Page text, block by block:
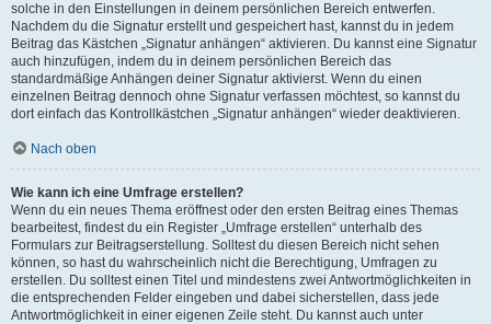
solche in den Einstellungen in deinem persönlichen Bereich entwerfen.
Nachdem du die Signatur erstellt und gespeichert hast, kannst du in jedem
Beitrag das Kästchen „Signatur anhängen“ aktivieren. Du kannst eine Signatur
auch hinzufügen, indem du in deinem persönlichen Bereich das
standardmäßige Anhängen deiner Signatur aktivierst. Wenn du einen
einzelnen Beitrag dennoch ohne Signatur verfassen möchtest, so kannst du
dort einfach das Kontrollkästchen „Signatur anhängen“ wieder deaktivieren.
Nach oben
Wie kann ich eine Umfrage erstellen?
Wenn du ein neues Thema eröffnest oder den ersten Beitrag eines Themas
bearbeitest, findest du ein Register „Umfrage erstellen“ unterhalb des
Formulars zur Beitragserstellung. Solltest du diesen Bereich nicht sehen
können, so hast du wahrscheinlich nicht die Berechtigung, Umfragen zu
erstellen. Du solltest einen Titel und mindestens zwei Antwortmöglichkeiten in
die entsprechenden Felder eingeben und dabei sicherstellen, dass jede
Antwortmöglichkeit in einer eigenen Zeile steht. Du kannst auch unter